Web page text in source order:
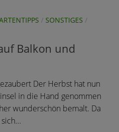
/ SONSTIGES /
Balkon und
Der Herbst hat nun
in die Hand genommen
wunderschön bemalt. Da